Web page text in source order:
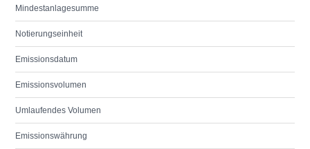
Mindestanlagesumme
Notierungseinheit
Emissionsdatum
Emissionsvolumen
Umlaufendes Volumen
Emissionswährung